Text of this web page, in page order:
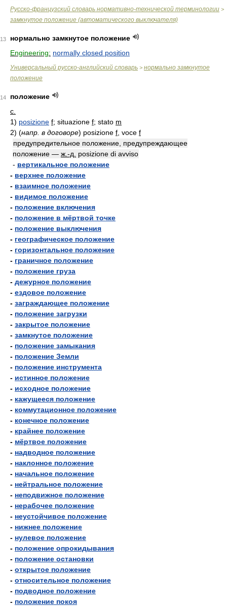
Русско-французский словарь нормативно-технической терминологии >
замкнутое положение (автоматического выключателя)
13
нормально замкнутое положение
Engineering: normally closed position
Универсальный русско-английский словарь > нормально замкнутое
положение
14
положение
с.
1) posizione f; situazione f; stato m
2) (напр. в договоре) posizione f , voce f
предупредительное положение, предупреждающее
положение — ж.-д.
posizione di avviso
- вертикальное положение
- верхнее положение
- взаимное положение
- видимое положение
- положение включения
- положение в мёртвой точке
- положение выключения
- географическое положение
- горизонтальное положение
- граничное положение
- положение груза
- дежурное положение
- ездовое положение
- заграждающее положение
- положение загрузки
- закрытое положение
- замкнутое положение
- положение замыкания
- положение Земли
- положение инструмента
- истинное положение
- исходное положение
- кажущееся положение
- коммутационное положение
- конечное положение
- крайнее положение
- мёртвое положение
- надводное положение
- наклонное положение
- начальное положение
- нейтральное положение
- неподвижное положение
- нерабочее положение
- неустойчивое положение
- нижнее положение
- нулевое положение
- положение опрокидывания
- положение остановки
- открытое положение
- относительное положение
- подводное положение
- положение покоя